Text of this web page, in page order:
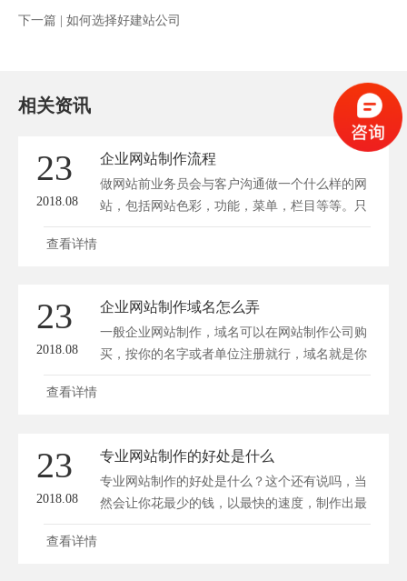
下一篇 | 如何选择好建站公司
相关资讯
23
2018.08
企业网站制作流程
做网站前业务员会与客户沟通做一个什么样的网
站，包括网站色彩，功能，菜单，栏目等等。只
有将...
查看详情
23
2018.08
企业网站制作域名怎么弄
一般企业网站制作，域名可以在网站制作公司购
买，按你的名字或者单位注册就行，域名就是你
的...
查看详情
23
2018.08
专业网站制作的好处是什么
专业网站制作的好处是什么？这个还有说吗，当
然会让你花最少的钱，以最快的速度，制作出最
好的...
查看详情